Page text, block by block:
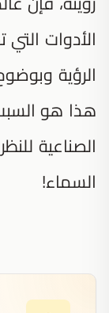
الأدوات
الرؤية
هذا هو
الصناعية
السماء!